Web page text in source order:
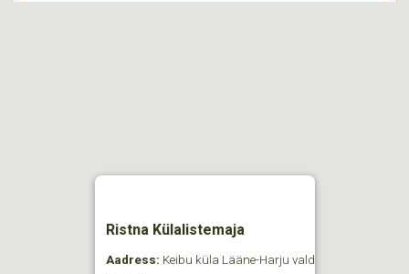
Ristna Külalistemaja
Aadress: Keibu küla Lääne-Harju vald